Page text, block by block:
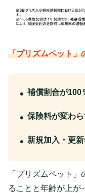
「プリズムペット」
補償割合が100
保険料が変わ
新規加入・更
「プリズムペット
ることと年齢が上が